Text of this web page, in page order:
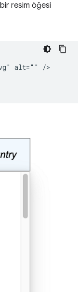
resim öğesi
alt="" />